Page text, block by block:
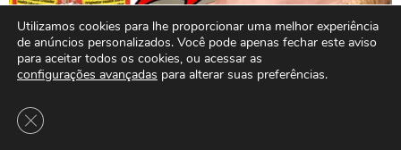
Utilizamos cookies para lhe proporcionar uma melhor experiência
de anúncios personalizados. Você pode apenas fechar este aviso
para aceitar todos os cookies, ou acessar as
configurações avançadas para alterar suas preferências.
Close GDPR Cookie Banner